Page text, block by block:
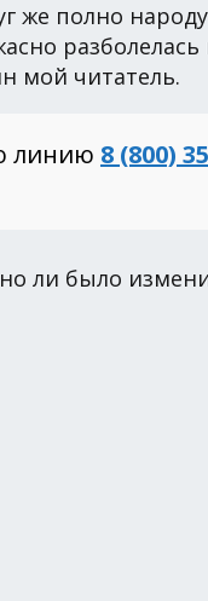
полно
разболелась
мой читатель.
линию 8 (800)
ли было